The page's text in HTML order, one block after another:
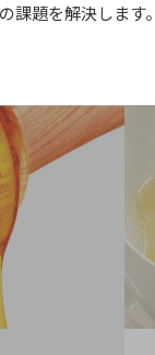
課題を解決します。